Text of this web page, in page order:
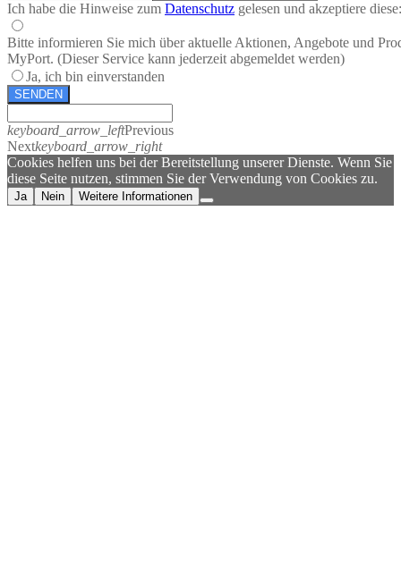
Ich habe die Hinweise zum Datenschutz gelesen und akzeptiere diese:
Bitte informieren Sie mich über aktuelle Aktionen, Angebote und
MyPort. (Dieser Service kann jederzeit abgemeldet werden)
Ja, ich bin einverstanden
SENDEN
keyboard_arrow_leftPrevious
Nextkeyboard_arrow_right
Cookies helfen uns bei der Bereitstellung unserer Dienste. Wenn Sie
diese Seite nutzen, stimmen Sie der Verwendung von Cookies zu.
Ja Nein Weitere Informationen